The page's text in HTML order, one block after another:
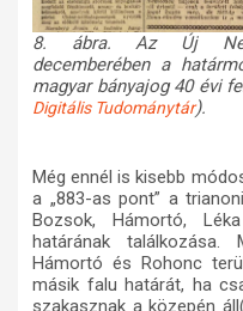
8. ábra. Az Új
decemberében a
magyar bányajog 40 évi
Digitális Tudománytár).
Még ennél is kisebb
a „883-as pont” a
Bozsok, Hámortó,
határának találkozása.
Hámortó és Rohonc
másik falu határát, ha
szakasznak a közepén